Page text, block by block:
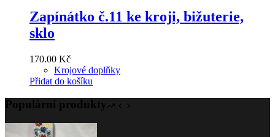
Zapínátko č.11 ke kroji, bižuterie,
sklo
170.00 Kč
Krojové doplňky
Přidat do košíku
Populární produkty